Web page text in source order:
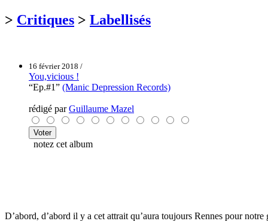
> Critiques > Labellisés
16 février 2018 /
You,vicious !
“Ep.#1” (Manic Depression Records)
rédigé parGuillaume Mazel
notez cet album
D’abord, d’abord il y a cet attrait qu’aura toujours Rennes pour